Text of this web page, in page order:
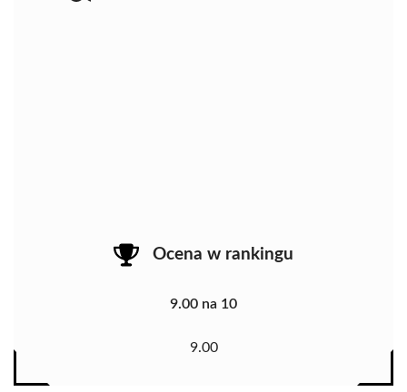
Ocena w rankingu
9.00 na 10
9.00